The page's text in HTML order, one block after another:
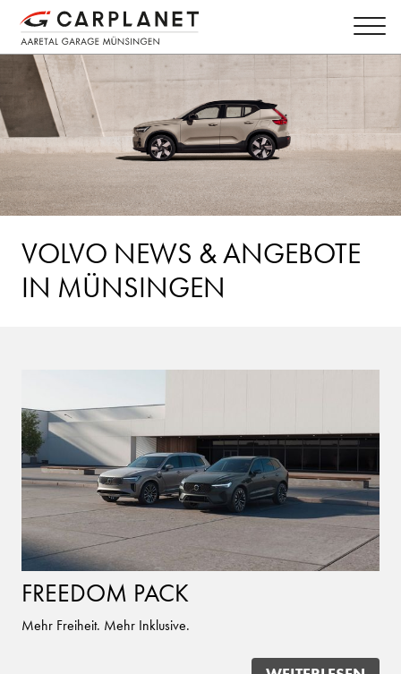
VOLVO NEWS & ANGEBOTE
IN MÜNSINGEN
FREEDOM PACK
Mehr Freiheit. Mehr Inklusive.